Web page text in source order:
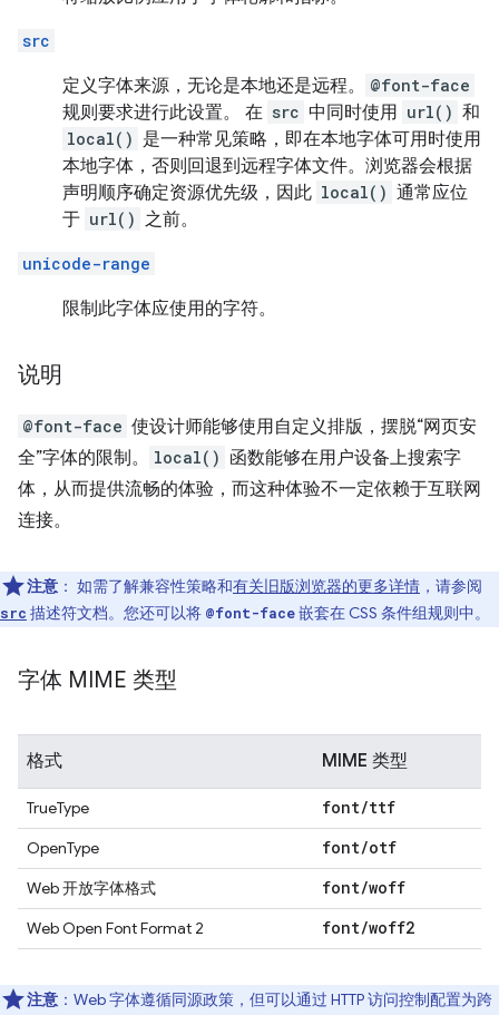
src
定义字体来源，无论是本地还是远程。 @font-face
规则要求进行此设置。 在 src 中同时使用 url() 和
local() 是一种常见策略，即在本地字体可用时使用
本地字体，否则回退到远程字体文件。浏览器会根据
声明顺序确定资源优先级，因此 local() 通常应位
于 url() 之前。
unicode-range
限制此字体应使用的字符。
说明
@font-face 使设计师能够使用自定义排版，摆脱“网页安
全”字体的限制。
local() 函数能够在用户设备上搜索字
体，从而提供流畅的体验，而这种体验不一定依赖于互联网
连接。
注意 ： 如需了解兼容性策略和有关旧版浏览器的更多详情 ，请参阅
src 描述符文档。您还可以将 @font-face嵌套在 CSS 条件组规则中。
字体 MIME 类型
格式 MIME 类型
TrueType font/ttf
OpenType font/otf
Web 开放字体格式 font/woff
Web Open Font Format 2 font/woff2
注意 ： Web 字体遵循同源政策，但可以通过 HTTP 访问控制配置为跨